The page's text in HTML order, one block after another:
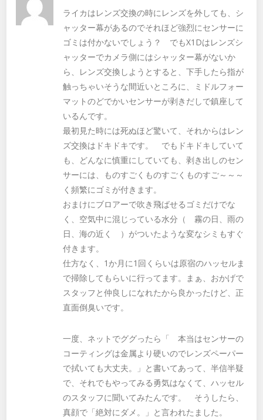
ライカはレンズ交換の時にレンズを外しても、シ
ャッター幕があるのでそれほど強烈にセンサーに
ゴミは付かないでしょう？ でもX1Dはレンズシ
ャッターでカメラ側にはシャッター幕がないか
ら、レンズ交換しようとすると、下手したら指が
触っちゃいそうな間近いところに、ミドルフォー
マットのどでかいセンサーが剥きだしで鎮座して
いるんです。
最初見た時には死ぬほど驚いて、それからはレン
ズ交換はドキドキです。 でもドキドキしていて
も、どんなに慎重にしていても、剥き出しのセン
サーには、ものすごくものすごくものすご～～～
く頻繁にゴミが付きます。
おまけにブロアーで吹き飛ばせるゴミだけでな
く、空気中に混じっている水分（ 霧の日、雨の
日、海の近く ）がついたような変なシミもすぐ
付きます。
仕方なく、1か月に1回くらいは原宿のハッセルま
で掃除してもらいに行ってます。まぁ、おかげで
スタッフと仲良しになれたから良かったけど、正
直面倒臭いです。
一度、ネットでググったら「 本当はセンサーの
コーティングは金属より硬いのでレンズペーパー
で拭いても大丈夫。」と書いてあって、半信半疑
で、それでもやってみる勇気はなくて、ハッセル
のスタッフに聞いてみたんです。 そうしたら、
真顔で「絶対にダメ。」と言われたました。